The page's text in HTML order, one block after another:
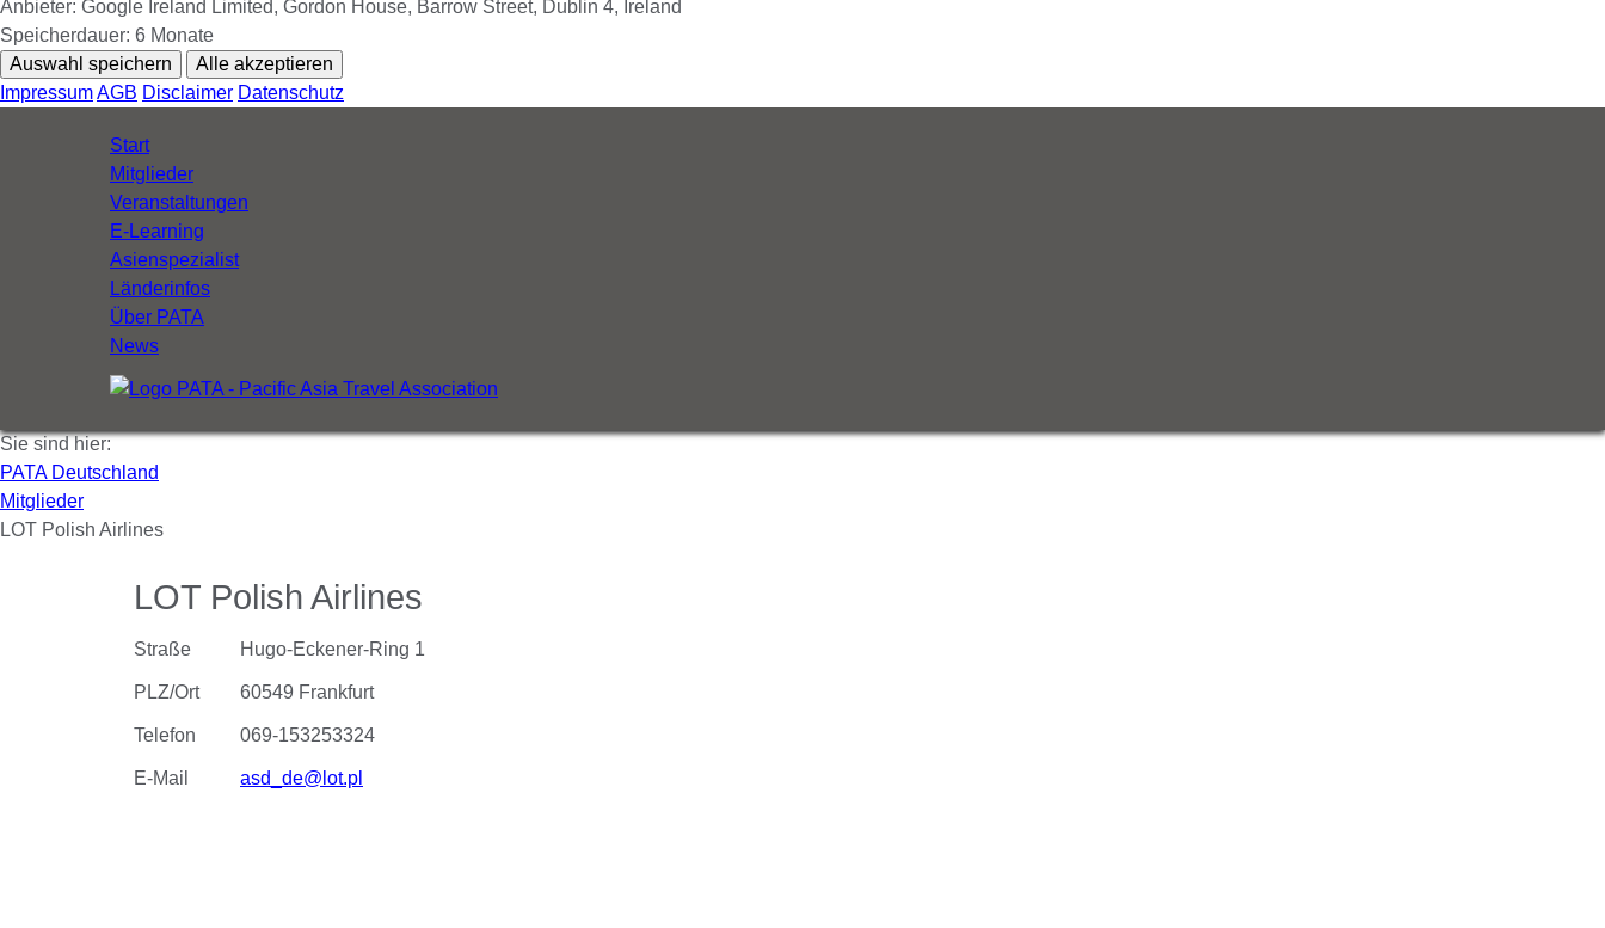
Anbieter: Google Ireland Limited, Gordon House, Barrow Street, Dublin 4, Ireland
Speicherdauer: 6 Monate
Auswahl speichern
Alle akzeptieren
ImpressumAGB Disclaimer Datenschutz
Navigation
überspringen
Start
Mitglieder
Veranstaltungen
E-Learning
Asienspezialist
Länderinfos
Über PATA
News
Sie sind hier:
PATA Deutschland
Mitglieder
LOT Polish Airlines
LOT Polish Airlines
Straße Hugo-Eckener-Ring 1
PLZ/Ort 60549 Frankfurt
Telefon 069-153253324
E-Mail asd_de@lot.pl